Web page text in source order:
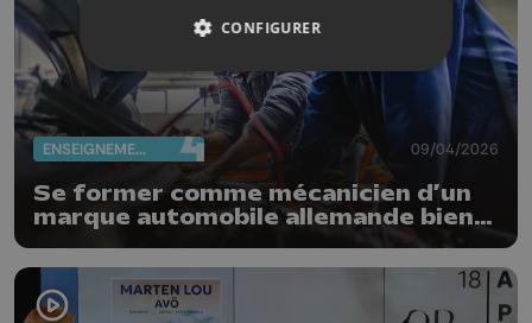
ENSEIGNEMENT 09/04/2026
Se former comme mécanicien d’un
marque automobile allemande bien
CONFIGURER